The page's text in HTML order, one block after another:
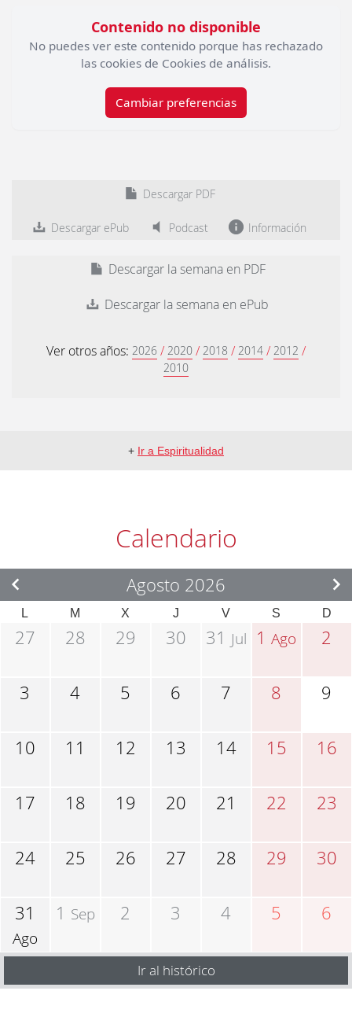
Contenido no disponible
No puedes ver este contenido porque has rechazado
las cookies de Cookies de análisis.
Cambiar preferencias
Descargar PDF
Descargar ePub Podcast Información
Descargar la semana en PDF
Descargar la semana en ePub
Ver otros años: 2026 / 2020 / 2018 / 2014 / 2012 /
2010
+ Ir a Espiritualidad
Calendario
Agosto 2026
L M X J V S D
27 28 29 30 31 Jul 1Ago 2
3 4 5 6 7 8 9
10 11 12 13 14 15 16
17 18 19 20 21 22 23
24 25 26 27 28 29 30
31
Ago
1 Sep 2 3 4 5 6
Ir al histórico